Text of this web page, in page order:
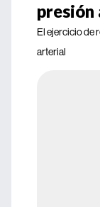
El ejercicio de
arterial